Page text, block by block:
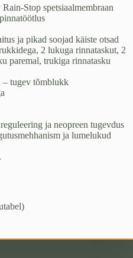
Stop spetsiaalmembraan
ja pikad soojad käiste otsad
2 lukuga rinnataskut, 2
paremal, trukiga rinnatasku
– tugev tõmblukk
ja neopreen tugevdus
ja lumelukud